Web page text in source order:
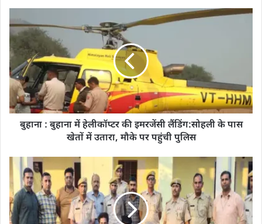
बुहाना : बुहाना में हेलीकॉप्टर की इमरजेंसी लैंडिंग:सोहली के पास
खेतों में उतारा, मौके पर पहुंची पुलिस